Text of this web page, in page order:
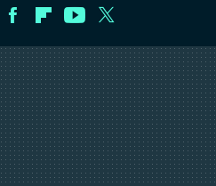
InstagramFacebookFlipboard
Youtube